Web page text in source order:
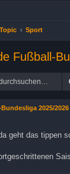
Sport
Fußball-
2025/2026
geht das tippen